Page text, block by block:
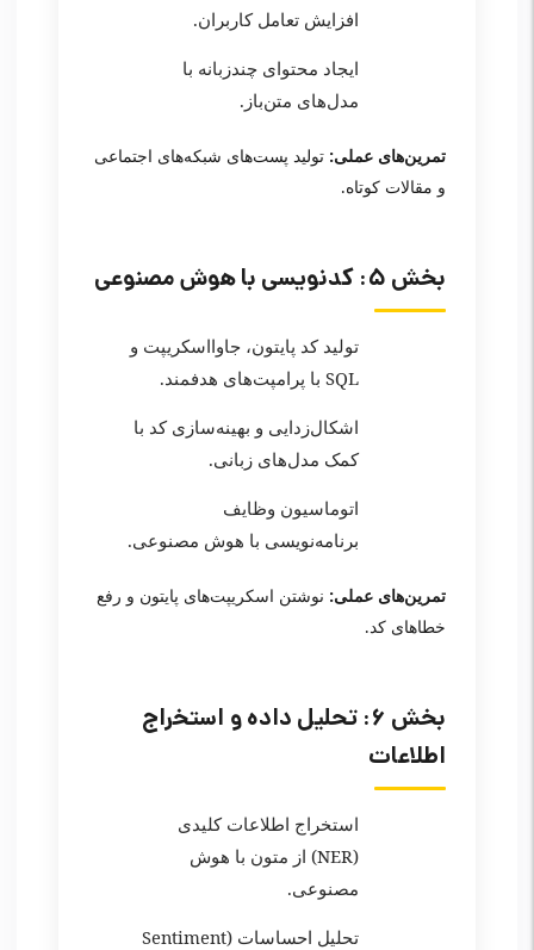
افزایش تعامل کاربران.
ایجاد محتوای چندزبانه با
مدل‌های متن‌باز.
تمرین‌های عملی: تولید پست‌های شبکه‌های اجتماعی
و مقالات کوتاه.
بخش ۵: کدنویسی با هوش مصنوعی
تولید کد پایتون، جاوااسکریپت و
SQL با پرامپت‌های هدفمند.
اشکال‌زدایی و بهینه‌سازی کد با
کمک مدل‌های زبانی.
اتوماسیون وظایف
برنامه‌نویسی با هوش مصنوعی.
تمرین‌های عملی: نوشتن اسکریپت‌های پایتون و رفع
خطاهای کد.
بخش ۶: تحلیل داده و استخراج
اطلاعات
استخراج اطلاعات کلیدی
(NER) از متون با هوش
مصنوعی.
تحلیل احساسات (Sentiment